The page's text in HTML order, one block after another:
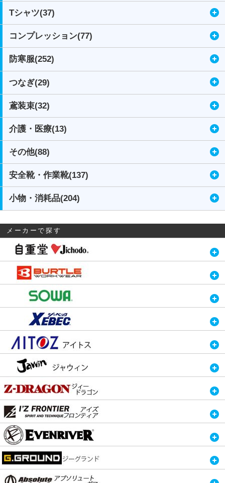
Tシャツ(37)
コンプレッション(77)
防寒服(252)
つなぎ(29)
鳶装束(32)
介護・医療(13)
その他(88)
安全靴・作業靴(137)
小物・消耗品(204)
メーカーで探す